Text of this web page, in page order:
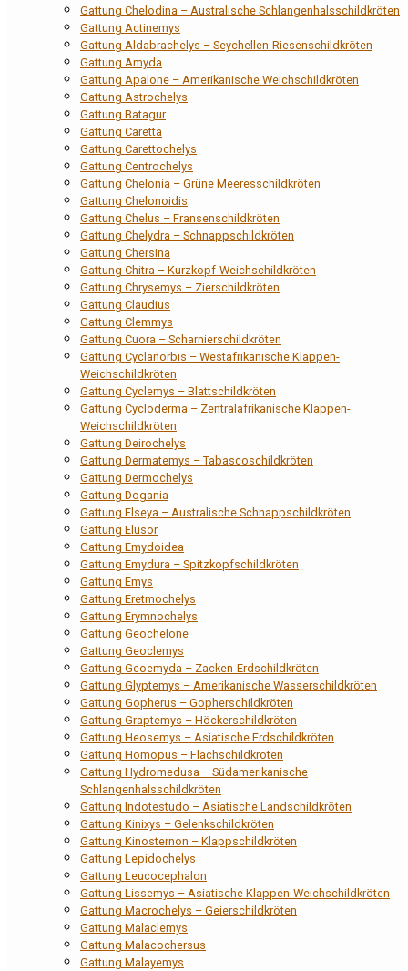
Gattung Chelodina – Australische Schlangenhalsschildkröten
Gattung Actinemys
Gattung Aldabrachelys – Seychellen-Riesenschildkröten
Gattung Amyda
Gattung Apalone – Amerikanische Weichschildkröten
Gattung Astrochelys
Gattung Batagur
Gattung Caretta
Gattung Carettochelys
Gattung Centrochelys
Gattung Chelonia – Grüne Meeresschildkröten
Gattung Chelonoidis
Gattung Chelus – Fransenschildkröten
Gattung Chelydra – Schnappschildkröten
Gattung Chersina
Gattung Chitra – Kurzkopf-Weichschildkröten
Gattung Chrysemys – Zierschildkröten
Gattung Claudius
Gattung Clemmys
Gattung Cuora – Scharnierschildkröten
Gattung Cyclanorbis – Westafrikanische Klappen-
Weichschildkröten
Gattung Cyclemys – Blattschildkröten
Gattung Cycloderma – Zentralafrikanische Klappen-
Weichschildkröten
Gattung Deirochelys
Gattung Dermatemys – Tabascoschildkröten
Gattung Dermochelys
Gattung Dogania
Gattung Elseya – Australische Schnappschildkröten
Gattung Elusor
Gattung Emydoidea
Gattung Emydura – Spitzkopfschildkröten
Gattung Emys
Gattung Eretmochelys
Gattung Erymnochelys
Gattung Geochelone
Gattung Geoclemys
Gattung Geoemyda – Zacken-Erdschildkröten
Gattung Glyptemys – Amerikanische Wasserschildkröten
Gattung Gopherus – Gopherschildkröten
Gattung Graptemys – Höckerschildkröten
Gattung Heosemys – Asiatische Erdschildkröten
Gattung Homopus – Flachschildkröten
Gattung Hydromedusa – Südamerikanische
Schlangenhalsschildkröten
Gattung Indotestudo – Asiatische Landschildkröten
Gattung Kinixys – Gelenkschildkröten
Gattung Kinosternon – Klappschildkröten
Gattung Lepidochelys
Gattung Leucocephalon
Gattung Lissemys – Asiatische Klappen-Weichschildkröten
Gattung Macrochelys – Geierschildkröten
Gattung Malaclemys
Gattung Malacochersus
Gattung Malayemys